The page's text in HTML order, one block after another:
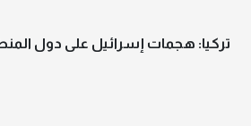
تركيا: هجمات إسرائيل على دول